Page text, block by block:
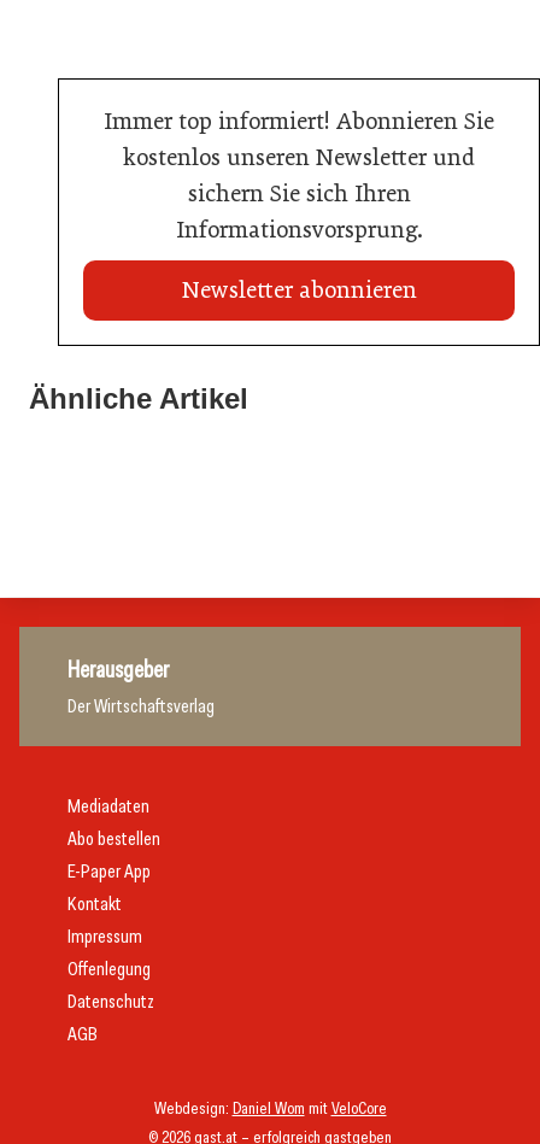
Immer top informiert! Abonnieren Sie
kostenlos unseren Newsletter und
sichern Sie sich Ihren
Informationsvorsprung.
Newsletter abonnieren
Ähnliche Artikel
War die Fußball-WM 2026 für Ihren Betrieb ein
21. Juli 2026
Stipendium für Nachwuchstalent in der Wiener
Herausgeber
Der Wirtschaftsverlag
© 2026 gast.at – erfolgreich gastgeben
Webdesign: Daniel Wom mitVeloCore
Mediadaten
Abo bestellen
E-Paper App
Kontakt
Impressum
Offenlegung
Datenschutz
AGB